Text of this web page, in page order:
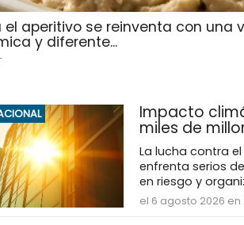
aperitivo se reinventa con
y diferente...
Impacto
miles de
La lucha contra
enfrenta serios
en riesgo y
el 6 agosto 2026 en